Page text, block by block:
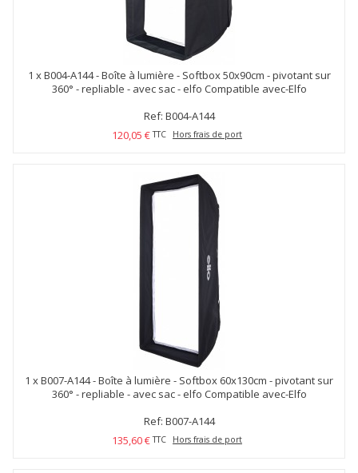
1 xB004-A144 - Boîte à lumière - Softbox 50x90cm - pivotant sur
360° - repliable - avec sac - elfo Compatible avec-Elfo
Ref: B004-A144
120,05 €TTC Hors frais de port
1 xB007-A144 - Boîte à lumière - Softbox 60x130cm - pivotant sur
360° - repliable - avec sac - elfo Compatible avec-Elfo
Ref: B007-A144
135,60 €TTC Hors frais de port